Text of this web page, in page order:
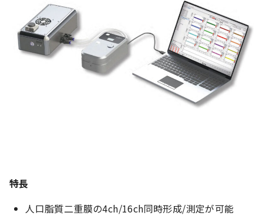
特長
人口脂質二重膜の4ch/16ch同時形成/測定が可能